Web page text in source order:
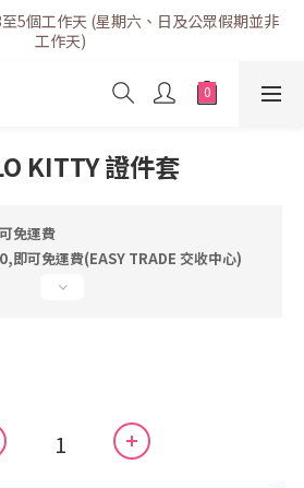
5個工作天 (星期六、日及公眾假期並非
工作天)
5個工作天 (星期六、日及公眾假期並非
工作天)
免運費 | 滿$200免自取點運費
新會員APP享有專屬會員禮遇
5個工作天 (星期六、日及公眾假期並非
工作天)
KITTY 證件套
免運費
即可免運費(EASY TRADE 交收中心)